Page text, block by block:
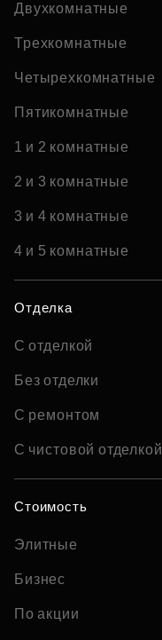
Двухкомнатные
Трехкомнатные
Четырехкомнатные
Пятикомнатные
1 и 2 комнатные
2 и 3 комнатные
3 и 4 комнатные
4 и 5 комнатные
Отделка
С отделкой
Без отделки
С ремонтом
С чистовой отделкой
Стоимость
Элитные
Бизнес
По акции